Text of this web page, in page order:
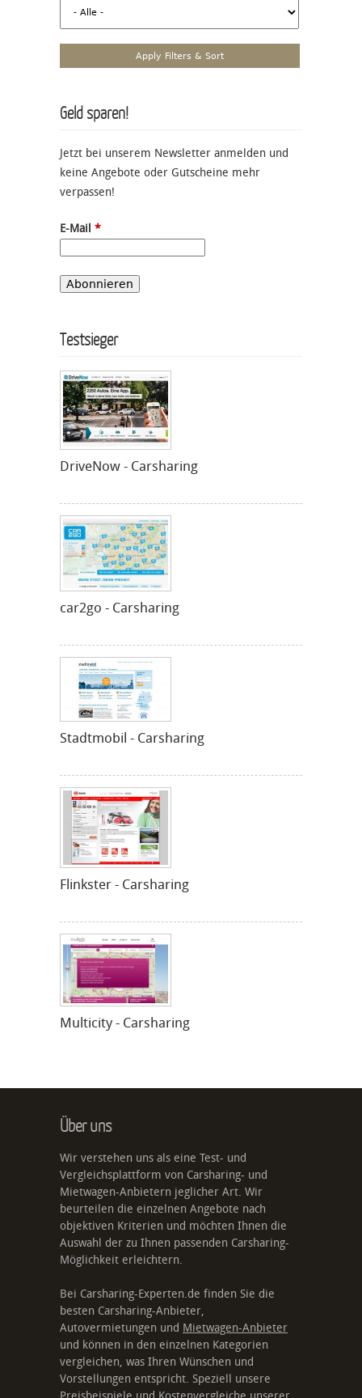
Geld sparen!
Jetzt bei unserem Newsletter anmelden und
keine Angebote oder Gutscheine mehr
verpassen!
E-Mail *
Testsieger
DriveNow - Carsharing
car2go - Carsharing
Stadtmobil - Carsharing
Flinkster - Carsharing
Multicity - Carsharing
Über uns
Wir verstehen uns als eine Test- und
Vergleichsplattform von Carsharing- und
Mietwagen-Anbietern jeglicher Art. Wir
beurteilen die einzelnen Angebote nach
objektiven Kriterien und möchten Ihnen die
Auswahl der zu Ihnen passenden Carsharing-
Möglichkeit erleichtern.
Bei Carsharing-Experten.de finden Sie die
besten Carsharing-Anbieter,
Autovermietungen und Mietwagen-Anbieter
und können in den einzelnen Kategorien
vergleichen, was Ihren Wünschen und
Vorstellungen entspricht. Speziell unsere